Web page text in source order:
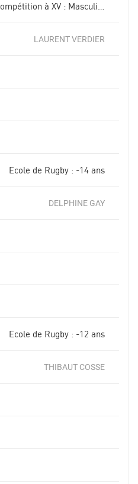
à XV : Masculin -16 ans
LAURENT VERDIER
Ecole de Rugby : -14 ans
DELPHINE GAY
Ecole de Rugby : -12 ans
THIBAUT COSSE